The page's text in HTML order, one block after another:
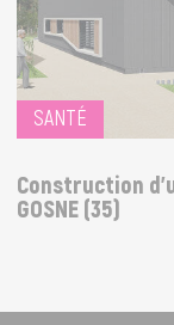
SANTÉ
Construction
GOSNE (35)